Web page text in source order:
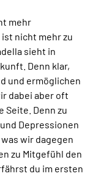
mehr
nicht mehr zu
sieht in
Denn klar,
und ermöglichen
dabei aber oft
Seite. Denn zu
Depressionen
wir dagegen
zu Mitgefühl den
du im ersten